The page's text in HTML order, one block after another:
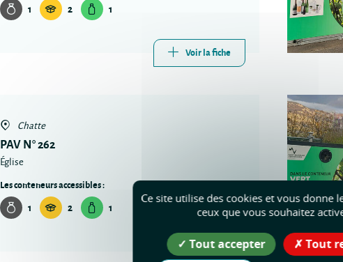
1 2 1
Voir la fiche
Chatte
PAV N° 262
Église
Les conteneurs accessibles :
1 2 1
Voir la fiche
Ce site utilise des cookies et vous donne
ceux que vous souhaitez
Tout accepter
Tout